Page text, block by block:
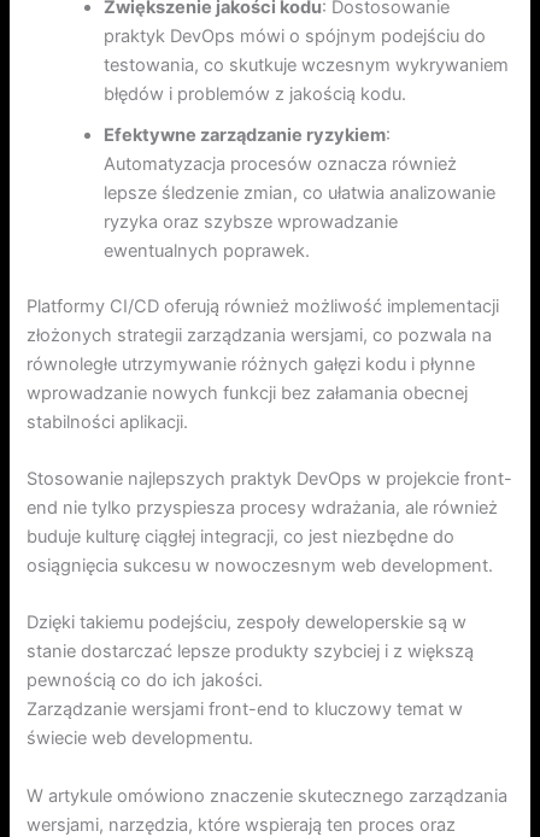
Zwiększenie jakości kodu: Dostosowanie
praktyk DevOps mówi o spójnym podejściu do
testowania, co skutkuje wczesnym wykrywaniem
błędów i problemów z jakością kodu.
Efektywne zarządzanie ryzykiem:
Automatyzacja procesów oznacza również
lepsze śledzenie zmian, co ułatwia analizowanie
ryzyka oraz szybsze wprowadzanie
ewentualnych poprawek.
Platformy CI/CD oferują również możliwość implementacji
złożonych strategii zarządzania wersjami, co pozwala na
równoległe utrzymywanie różnych gałęzi kodu i płynne
wprowadzanie nowych funkcji bez załamania obecnej
stabilności aplikacji.
Stosowanie najlepszych praktyk DevOps w projekcie front-
end nie tylko przyspiesza procesy wdrażania, ale również
buduje kulturę ciągłej integracji, co jest niezbędne do
osiągnięcia sukcesu w nowoczesnym web development.
Dzięki takiemu podejściu, zespoły deweloperskie są w
stanie dostarczać lepsze produkty szybciej i z większą
pewnością co do ich jakości.
Zarządzanie wersjami front-end to kluczowy temat w
świecie web developmentu.
W artykule omówiono znaczenie skutecznego zarządzania
wersjami, narzędzia, które wspierają ten proces oraz